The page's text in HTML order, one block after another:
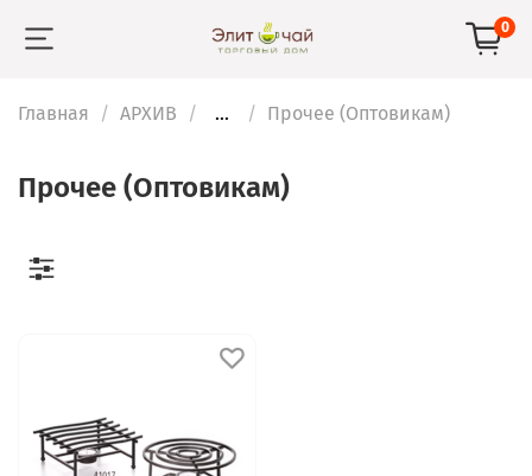
0
Главная АРХИВ ... Прочее (Оптовикам)
Прочее (Оптовикам)